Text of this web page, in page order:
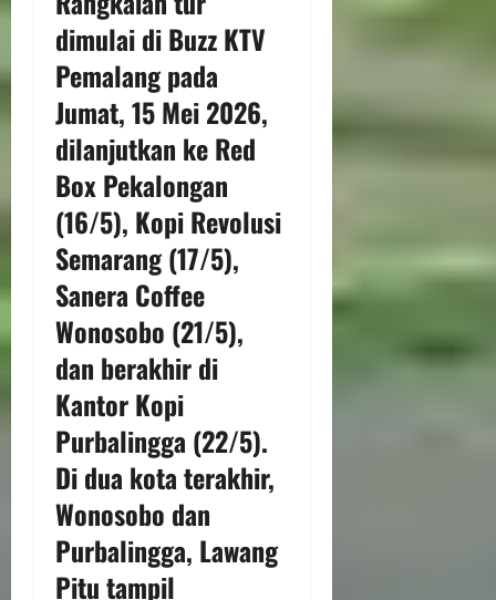
dimulai di Buzz KTV
Pemalang pada
Jumat, 15 Mei 2026,
dilanjutkan ke Red
Box Pekalongan
(16/5), Kopi Revolusi
Semarang (17/5),
Sanera Coffee
Wonosobo (21/5),
dan berakhir di
Kantor Kopi
Purbalingga (22/5).
Di dua kota terakhir,
Wonosobo dan
Purbalingga, Lawang
Pitu tampil